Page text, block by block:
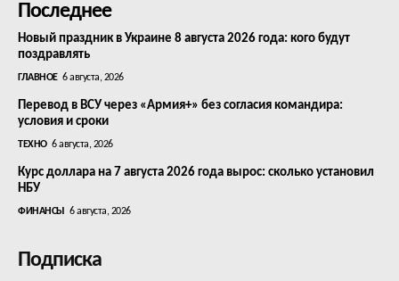
Последнее
Новый праздник в Украине 8 августа 2026 года: кого будут
поздравлять
ГЛАВНОЕ 6 августа, 2026
Перевод в ВСУ через «Армия+» без согласия командира:
условия и сроки
ТЕХНО 6 августа, 2026
Курс доллара на 7 августа 2026 года вырос: сколько установил
НБУ
ФИНАНСЫ 6 августа, 2026
Подписка